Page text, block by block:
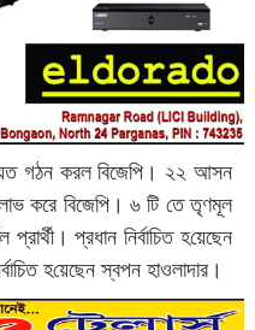
গঠন করল বিজেপি। ২২ আসন
করে বিজেপি। ৬ টি তে তৃণমূল
প্রধান নির্বাচিত হ‌য়েছেন
হ‌য়েছেন স্বপন হাওলাদার।